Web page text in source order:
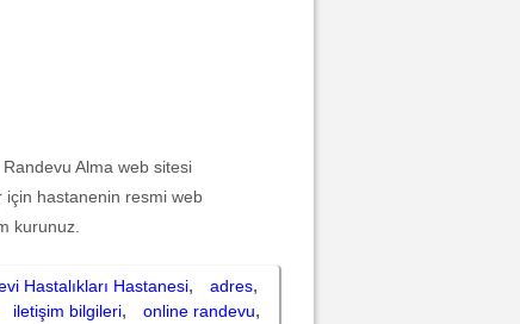
Randevu Alma web sitesi
için hastanenin resmi web
kurunuz.
Hastalıkları Hastanesi, adres,
iletişim bilgileri, online randevu,